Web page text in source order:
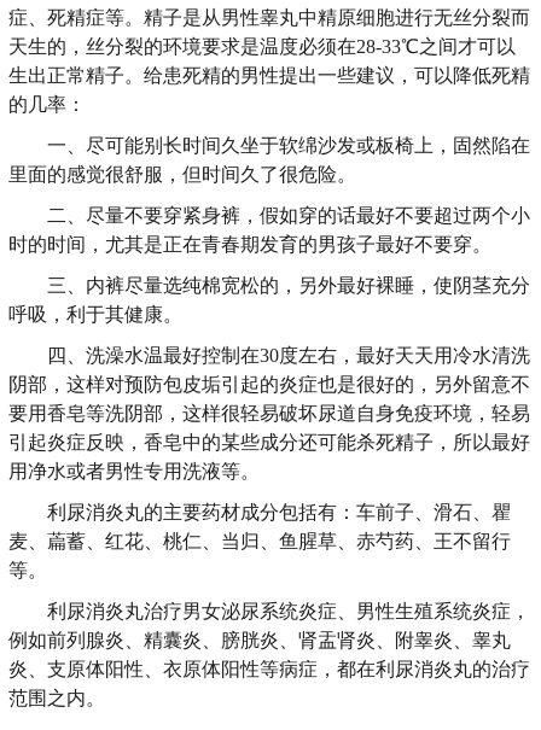
症、死精症等。精子是从男性睾丸中精原细胞进行无丝分裂而
天生的，丝分裂的环境要求是温度必须在28-33℃之间才可以
生出正常精子。给患死精的男性提出一些建议，可以降低死精
的几率：
一、尽可能别长时间久坐于软绵沙发或板椅上，固然陷在
里面的感觉很舒服，但时间久了很危险。
二、尽量不要穿紧身裤，假如穿的话最好不要超过两个小
时的时间，尤其是正在青春期发育的男孩子最好不要穿。
三、内裤尽量选纯棉宽松的，另外最好裸睡，使阴茎充分
呼吸，利于其健康。
四、洗澡水温最好控制在30度左右，最好天天用冷水清洗
阴部，这样对预防包皮垢引起的炎症也是很好的，另外留意不
要用香皂等洗阴部，这样很轻易破坏尿道自身免疫环境，轻易
引起炎症反映，香皂中的某些成分还可能杀死精子，所以最好
用净水或者男性专用洗液等。
利尿消炎丸的主要药材成分包括有：车前子、滑石、瞿
麦、萹蓄、红花、桃仁、当归、鱼腥草、赤芍药、王不留行
等。
利尿消炎丸治疗男女泌尿系统炎症、男性生殖系统炎症，
例如前列腺炎、精囊炎、膀胱炎、肾盂肾炎、附睾炎、睾丸
炎、支原体阳性、衣原体阳性等病症，都在利尿消炎丸的治疗
范围之内。